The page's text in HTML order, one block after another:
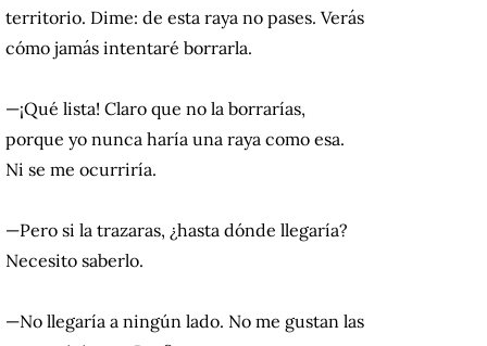
territorio. Dime: de esta raya no pases. Verás
cómo jamás intentaré borrarla.
—¡Qué lista! Claro que no la borrarías,
porque yo nunca haría una raya como esa.
Ni se me ocurriría.
—Pero si la trazaras, ¿hasta dónde llegaría?
Necesito saberlo.
—No llegaría a ningún lado. No me gustan las